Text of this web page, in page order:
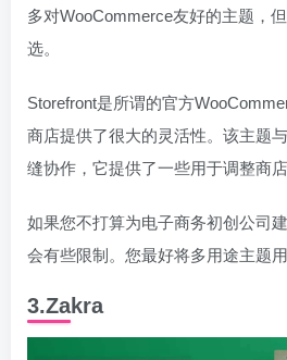
多对WooCommerce友好的主题，
选。
Storefront是所谓的官方
商店提供了很大的灵活性。该主题
缝协作，它提供了一些用于调整商
如果您不打算为电子商务初创公司
会有些限制。您最好将多用途主题
3.Zakra